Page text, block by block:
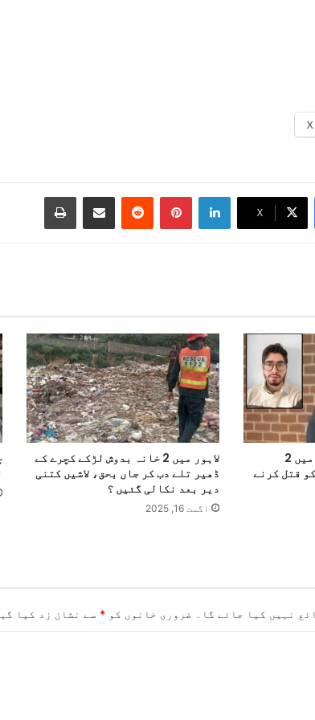
X
X
امریکہ، یہودی میوزیم میں 2
قتل کرنے
لاہور میں 2 خانہ بدوش لڑکے کچرے کے
ڈھیر تلے دب کر جاں بحق، لاشیں کتنی
دیر بعد نکالی گئیں ؟
اگست 16, 2025
نہیں کیا جائے گا۔ ضروری خانوں کو * سے نشان زد کیا